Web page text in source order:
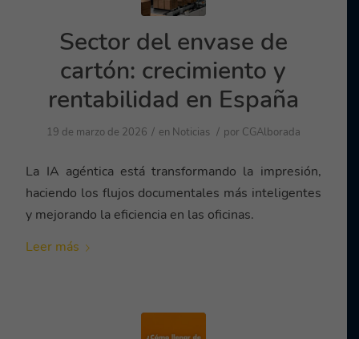
Sector del envase de
cartón: crecimiento y
rentabilidad en España
19 de marzo de 2026 / en Noticias / por CGAlborada
La IA agéntica está transformando la impresión,
haciendo los flujos documentales más inteligentes
y mejorando la eficiencia en las oficinas.
Leer más